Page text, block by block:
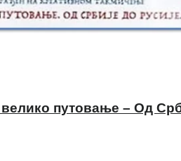
путовање – Од